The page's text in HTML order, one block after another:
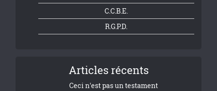
C.C.B.E.
R.G.P.D.
Articles récents
Ceci n'est pas un testament